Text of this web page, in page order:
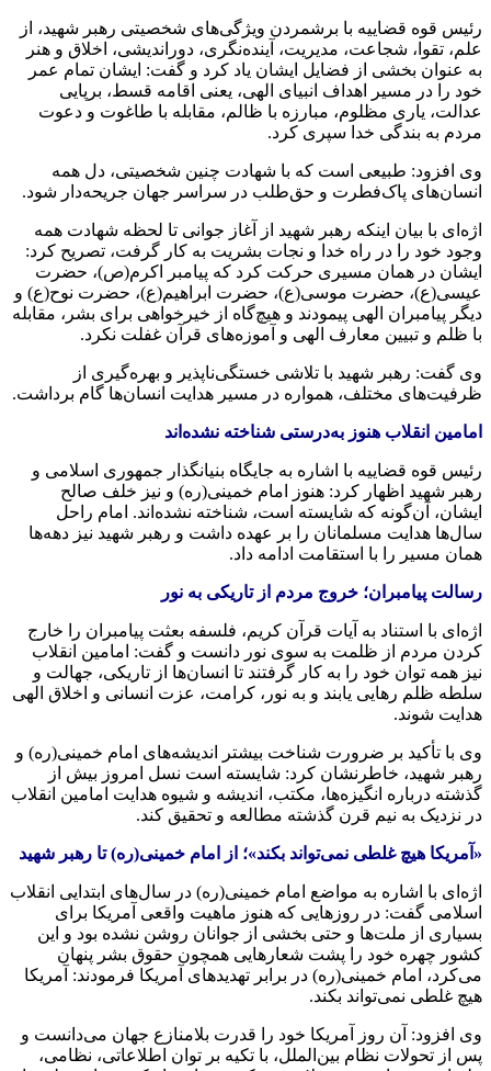
رئیس قوه قضاییه با برشمردن ویژگی‌های شخصیتی رهبر شهید، از
علم، تقوا، شجاعت، مدیریت، آینده‌نگری، دوراندیشی، اخلاق و هنر
به عنوان بخشی از فضایل ایشان یاد کرد و گفت: ایشان تمام عمر
خود را در مسیر اهداف انبیای الهی، یعنی اقامه قسط، برپایی
عدالت، یاری مظلوم، مبارزه با ظالم، مقابله با طاغوت و دعوت
مردم به بندگی خدا سپری کرد.
وی افزود: طبیعی است که با شهادت چنین شخصیتی، دل همه
انسان‌های پاک‌فطرت و حق‌طلب در سراسر جهان جریحه‌دار شود.
اژه‌ای با بیان اینکه رهبر شهید از آغاز جوانی تا لحظه شهادت همه
وجود خود را در راه خدا و نجات بشریت به کار گرفت، تصریح کرد:
ایشان در همان مسیری حرکت کرد که پیامبر اکرم(ص)، حضرت
عیسی(ع)، حضرت موسی(ع)، حضرت ابراهیم(ع)، حضرت نوح(ع) و
دیگر پیامبران الهی پیمودند و هیچ‌گاه از خیرخواهی برای بشر، مقابله
با ظلم و تبیین معارف الهی و آموزه‌های قرآن غفلت نکرد.
وی گفت: رهبر شهید با تلاشی خستگی‌ناپذیر و بهره‌گیری از
ظرفیت‌های مختلف، همواره در مسیر هدایت انسان‌ها گام برداشت.
امامین انقلاب هنوز به‌درستی شناخته نشده‌اند
رئیس قوه قضاییه با اشاره به جایگاه بنیانگذار جمهوری اسلامی و
رهبر شهید اظهار کرد: هنوز امام خمینی(ره) و نیز خلف صالح
ایشان، آن‌گونه که شایسته است، شناخته نشده‌اند. امام راحل
سال‌ها هدایت مسلمانان را بر عهده داشت و رهبر شهید نیز دهه‌ها
همان مسیر را با استقامت ادامه داد.
رسالت پیامبران؛ خروج مردم از تاریکی به نور
اژه‌ای با استناد به آیات قرآن کریم، فلسفه بعثت پیامبران را خارج
کردن مردم از ظلمت به سوی نور دانست و گفت: امامین انقلاب
نیز همه توان خود را به کار گرفتند تا انسان‌ها از تاریکی، جهالت و
سلطه ظلم رهایی یابند و به نور، کرامت، عزت انسانی و اخلاق الهی
هدایت شوند.
وی با تأکید بر ضرورت شناخت بیشتر اندیشه‌های امام خمینی(ره) و
رهبر شهید، خاطرنشان کرد: شایسته است نسل امروز بیش از
گذشته درباره انگیزه‌ها، مکتب، اندیشه و شیوه هدایت امامین انقلاب
در نزدیک به نیم قرن گذشته مطالعه و تحقیق کند.
«آمریکا هیچ غلطی نمی‌تواند بکند»؛ از امام خمینی(ره) تا رهبر شهید
اژه‌ای با اشاره به مواضع امام خمینی(ره) در سال‌های ابتدایی انقلاب
اسلامی گفت: در روزهایی که هنوز ماهیت واقعی آمریکا برای
بسیاری از ملت‌ها و حتی بخشی از جوانان روشن نشده بود و این
کشور چهره خود را پشت شعارهایی همچون حقوق بشر پنهان
می‌کرد، امام خمینی(ره) در برابر تهدیدهای آمریکا فرمودند: آمریکا
هیچ غلطی نمی‌تواند بکند.
وی افزود: آن روز آمریکا خود را قدرت بلامنازع جهان می‌دانست و
پس از تحولات نظام بین‌الملل، با تکیه بر توان اطلاعاتی، نظامی،